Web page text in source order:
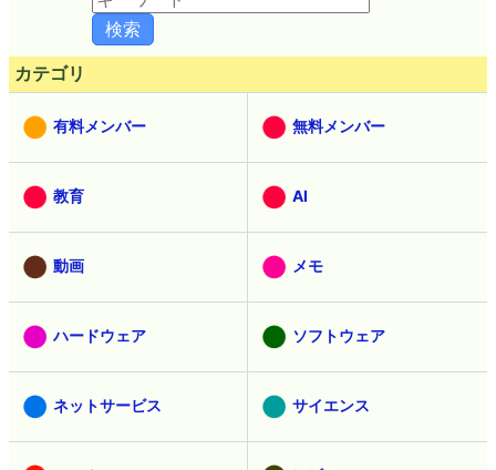
カテゴリ
有料メンバー 無料メンバー
教育 AI
動画 メモ
ハードウェア ソフトウェア
ネットサービス サイエンス